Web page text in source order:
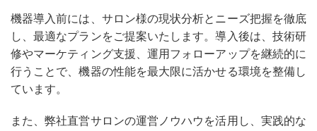
機器導入前には、サロン様の現状分析とニーズ把握を徹底
し、最適なプランをご提案いたします。導入後は、技術研
修やマーケティング支援、運用フォローアップを継続的に
行うことで、機器の性能を最大限に活かせる環境を整備し
ています。
また、弊社直営サロンの運営ノウハウを活用し、実践的な